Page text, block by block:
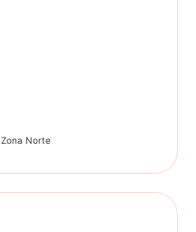
Zona Norte